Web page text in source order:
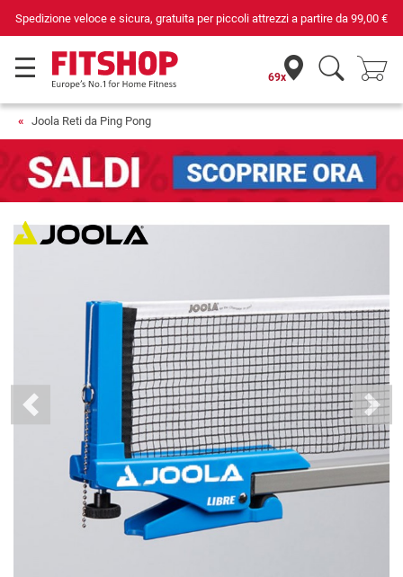
Spedizione veloce e sicura, gratuita per piccoli attrezzi a partire da 99,00 €
69x
Joola Reti da Ping Pong
Previous Next